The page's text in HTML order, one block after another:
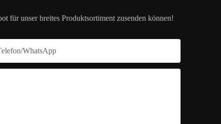
für unser breites Produktsortiment zusenden können!
WhatsApp